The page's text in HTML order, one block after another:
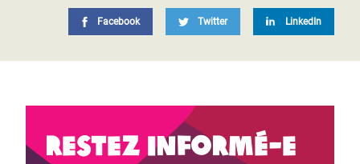
Facebook Twitter LinkedIn
Restez informé-e